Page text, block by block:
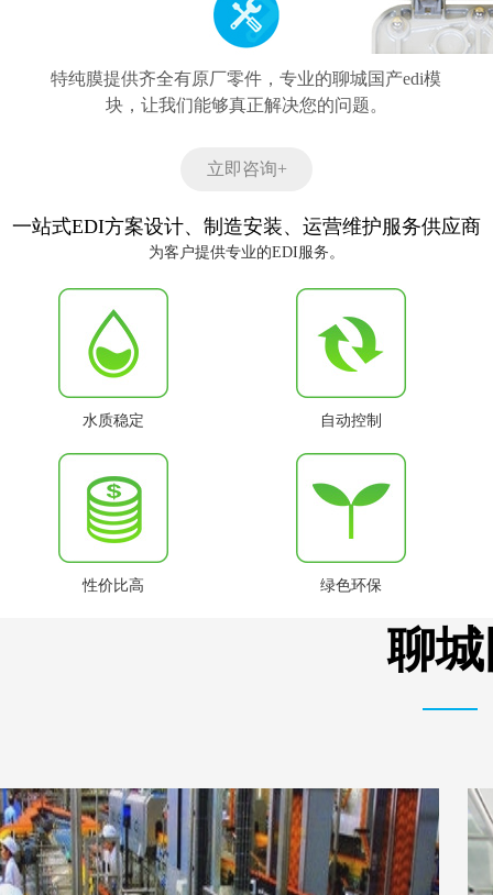
特纯膜提供齐全有原厂零件，专业的聊城国产edi模
块，让我们能够真正解决您的问题。
立即咨询+
一站式EDI方案设计、制造安装、运营维护服务供应商
为客户提供专业的EDI服务。
水质稳定 自动控制
性价比高 绿色环保
聊